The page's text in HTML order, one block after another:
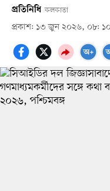
প্রতিনিধি কলকাতা
প্রকাশ: ১৩ জুন ২০২৬, ০৮: